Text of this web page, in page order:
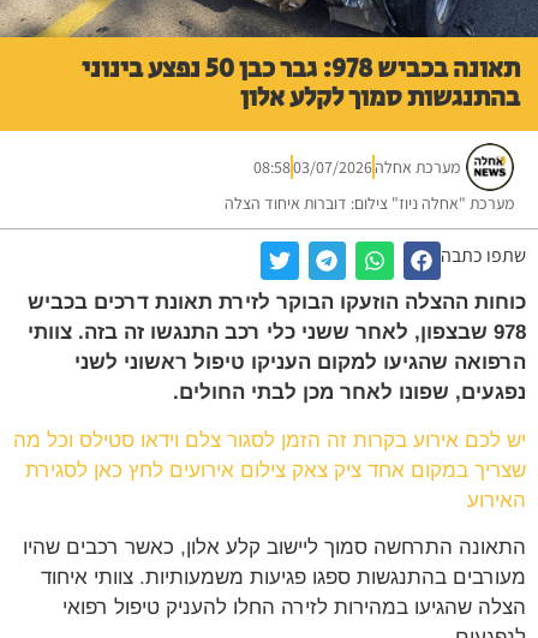
תאונה בכביש 978: גבר כבן 50 נפצע בינוני
סמוך לקלע אלון
מערכת אחלה 03/07/2026
08:58
"אחלה ניוז" צילום: דוברות איחוד הצלה
כתבה
ההצלה הוזעקו הבוקר לזירת תאונת דרכים בכביש
978 שבצפון, לאחר ששני כלי רכב התנגשו זה בזה. צוותי
שהגיעו למקום העניקו טיפול ראשוני לשני
שפונו לאחר מכן לבתי החולים.
אירוע בקרות זה הזמן לסגור צלם וידאו סטילס וכל מה
במקום אחד ציק צאק צילום אירועים לחץ כאן לסגירת
התרחשה סמוך ליישוב קלע אלון, כאשר רכבים שהיו
בהתנגשות ספגו פגיעות משמעותיות. צוותי איחוד
שהגיעו במהירות לזירה החלו להעניק טיפול רפואי